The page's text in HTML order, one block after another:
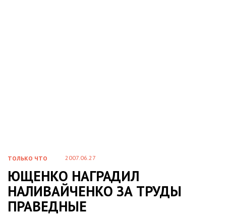
ТОЛЬКО ЧТО 2007.06.27
ЮЩЕНКО НАГРАДИЛ
НАЛИВАЙЧЕНКО ЗА ТРУДЫ
ПРАВЕДНЫЕ